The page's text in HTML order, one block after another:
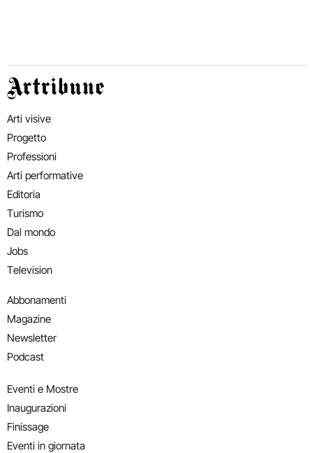
Artribune
Arti visive
Progetto
Professioni
Arti performative
Editoria
Turismo
Dal mondo
Jobs
Television
Abbonamenti
Magazine
Newsletter
Podcast
Eventi e Mostre
Inaugurazioni
Finissage
Eventi in giornata